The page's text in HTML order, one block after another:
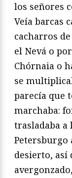
los señores
Veía barcas
cacharros
el Nevá o
Chórnaia o
se
parecía que
marchaba:
trasladaba a
Petersburgo
desierto, así